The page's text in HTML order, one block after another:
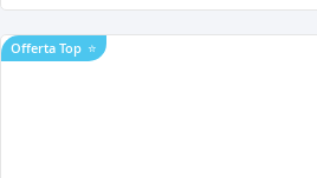
Offerta Top ⭐